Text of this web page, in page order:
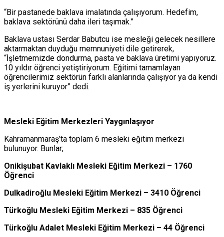
“Bir pastanede baklava imalatında çalışıyorum. Hedefim,
baklava sektörünü daha ileri taşımak.”
Baklava ustası Serdar Babutcu ise mesleği gelecek nesillere
aktarmaktan duyduğu memnuniyeti dile getirerek,
“İşletmemizde dondurma, pasta ve baklava üretimi yapıyoruz.
10 yıldır öğrenci yetiştiriyorum. Eğitimi tamamlayan
öğrencilerimiz sektörün farklı alanlarında çalışıyor ya da kendi
iş yerlerini kuruyor” dedi.
Mesleki Eğitim Merkezleri Yaygınlaşıyor
Kahramanmaraş’ta toplam 6 mesleki eğitim merkezi
bulunuyor. Bunlar;
Onikişubat Kavlaklı Mesleki Eğitim Merkezi – 1760
Öğrenci
Dulkadiroğlu Mesleki Eğitim Merkezi – 3410 Öğrenci
Türkoğlu Mesleki Eğitim Merkezi – 835 Öğrenci
Türkoğlu Adalet Mesleki Eğitim Merkezi – 44 Öğrenci